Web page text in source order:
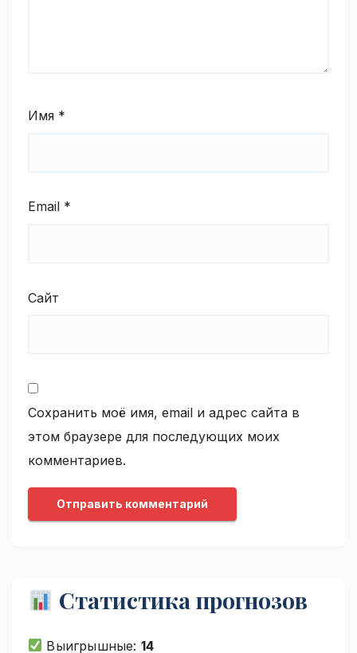
Имя *
Email *
Сайт
Сохранить моё имя, email и адрес сайта в
этом браузере для последующих моих
комментариев.
Статистика прогнозов
Выигрышные: 14